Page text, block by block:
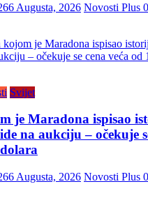
6 Augusta, 2026 Novosti Plus
Svijet
je Maradona ispisao
na aukciju – očekuje
6 Augusta, 2026 Novosti Plus